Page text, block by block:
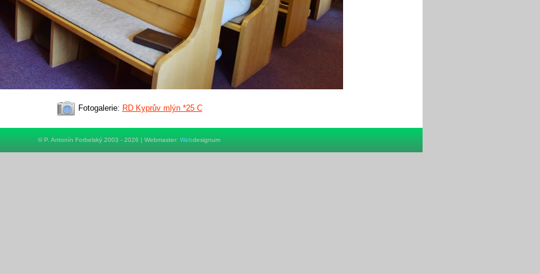
Fotogalerie: RD Kyprův mlýn *25 C
© P. Antonín Forbelský 2003 - 2026 | Webmaster: Webdesignum